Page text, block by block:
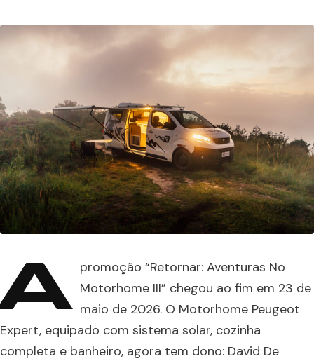
promoção “Retornar: Aventuras No
Motorhome III” chegou ao fim em 23 de
maio de 2026. O Motorhome Peugeot
Expert, equipado com sistema solar, cozinha
completa e banheiro, agora tem dono: David De